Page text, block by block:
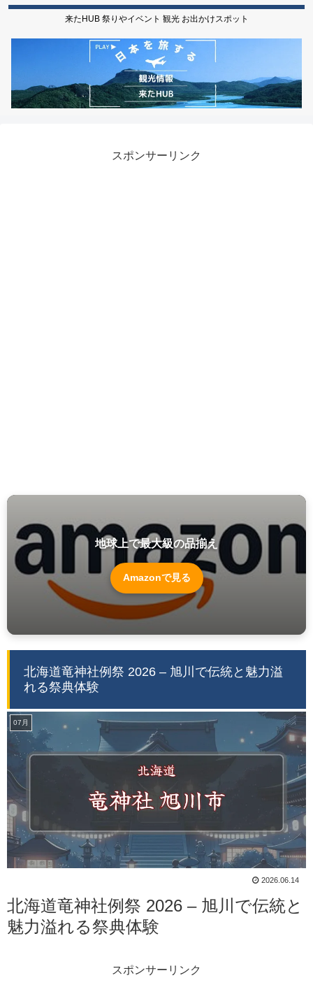
来たHUB 祭りやイベント 観光 お出かけスポット
スポンサーリンク
地球上で最大級の品揃え
Amazonで見る
北海道竜神社例祭 2026 – 旭川で伝統と魅力溢
れる祭典体験
07月
2026.06.14
北海道竜神社例祭 2026 – 旭川で伝統と
魅力溢れる祭典体験
スポンサーリンク